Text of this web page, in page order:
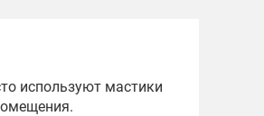
используют мастики